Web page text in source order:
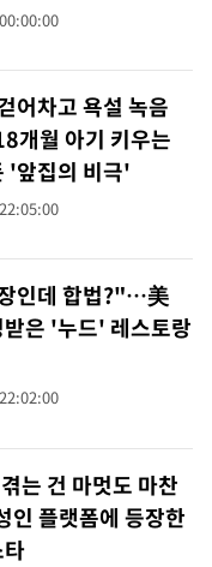
어차고 욕설 녹음
월 아기 키우는
'앞집의 비극'
인데 합법?"…美
은 '누드' 레스토랑
는 건 마멋도 마찬
플랫폼에 등장한